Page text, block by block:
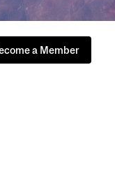
a Member